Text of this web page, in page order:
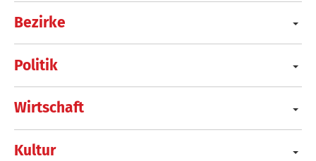
Bezirke
Politik
Wirtschaft
Kultur